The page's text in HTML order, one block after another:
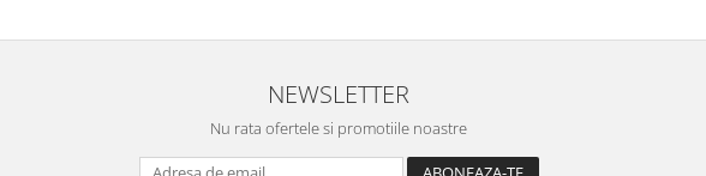
NEWSLETTER
Nu rata ofertele si promotiile noastre